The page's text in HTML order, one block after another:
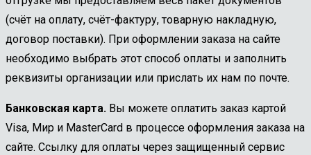
(счёт на оплату, счёт-фактуру, товарную накладную,
договор поставки). При оформлении заказа на сайте
необходимо выбрать этот способ оплаты и заполнить
реквизиты организации или прислать их нам по почте.
Банковская карта. Вы можете оплатить заказ картой
Visa, Мир и MasterCard в процессе оформления заказа на
сайте. Ссылку для оплаты через защищенный сервис